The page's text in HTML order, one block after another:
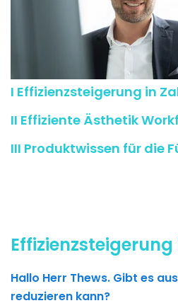
I Effizienzsteigerung in
II Effiziente Ästhetik
III Produktwissen für die
Hallo Herr Thews. Gibt es
reduzieren kann?